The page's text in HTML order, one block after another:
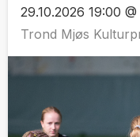
29.10.2026 19:00
Trond Mjøs